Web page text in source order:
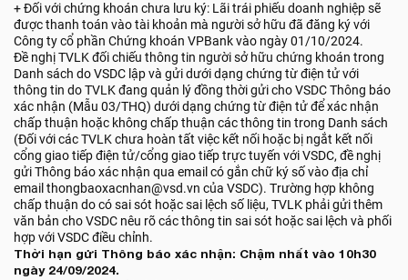
+ Đối với chứng khoán chưa lưu ký: Lãi trái phiếu doanh nghiệp sẽ
được thanh toán vào tài khoản mà người sở hữu đã đăng ký với
Công ty cổ phần Chứng khoán VPBank vào ngày 01/10/2024.
Đề nghị TVLK đối chiếu thông tin người sở hữu chứng khoán trong
Danh sách do VSDC lập và gửi dưới dạng chứng từ điện tử với
thông tin do TVLK đang quản lý đồng thời gửi cho VSDC Thông báo
xác nhận (Mẫu 03/THQ) dưới dạng chứng từ điện tử để xác nhận
chấp thuận hoặc không chấp thuận các thông tin trong Danh sách
(Đối với các TVLK chưa hoàn tất việc kết nối hoặc bị ngắt kết nối
cổng giao tiếp điện tử/cổng giao tiếp trực tuyến với VSDC, đề nghị
gửi Thông báo xác nhận qua email có gắn chữ ký số vào địa chỉ
email thongbaoxacnhan@vsd.vn của VSDC). Trường hợp không
chấp thuận do có sai sót hoặc sai lệch số liệu, TVLK phải gửi thêm
văn bản cho VSDC nêu rõ các thông tin sai sót hoặc sai lệch và phối
hợp với VSDC điều chỉnh.
Thời hạn gửi Thông báo xác nhận: Chậm nhất vào 10h30
ngày 24/09/2024.